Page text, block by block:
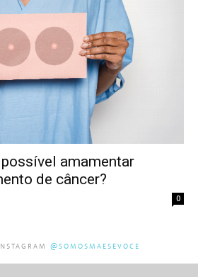
possível amamentar
de câncer?
0
@SOMOSMAESEVOCE